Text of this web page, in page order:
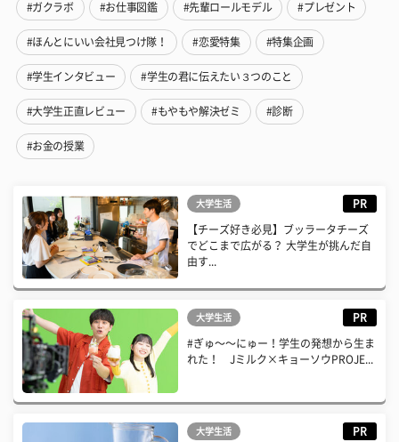
#ガクラボ #お仕事図鑑 #先輩ロールモデル #プレゼント
#ほんとにいい会社見つけ隊！ #恋愛特集 #特集企画
#学生インタビュー #学生の君に伝えたい３つのこと
#大学生正直レビュー #もやもや解決ゼミ #診断
#お金の授業
大学生活 PR
【チーズ好き必見】ブッラータチーズ
でどこまで広がる？ 大学生が挑んだ自
由す...
大学生活 PR
#ぎゅ〜〜にゅー！学生の発想から生ま
れた！ Jミルク×キョーソウPROJE...
大学生活 PR